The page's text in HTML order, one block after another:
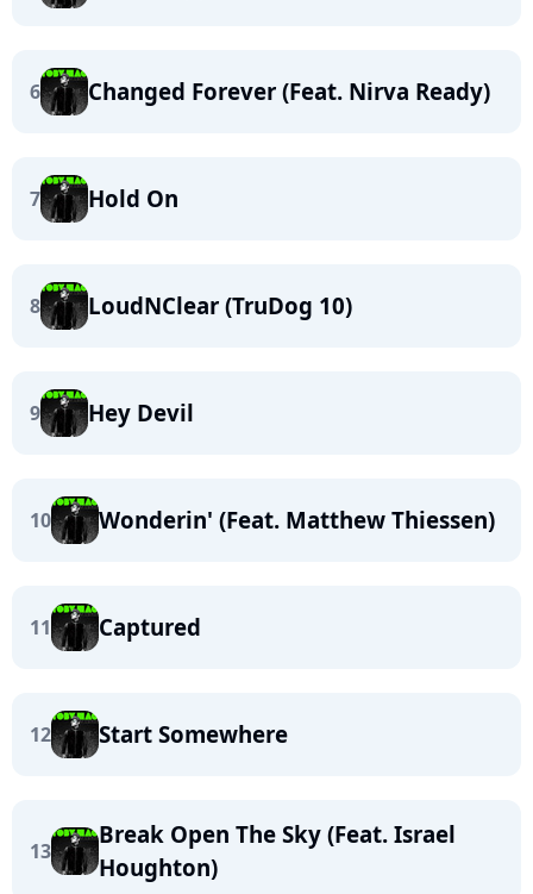
6 Changed Forever (Feat. Nirva Ready)
7 Hold On
8 LoudNClear (TruDog 10)
9 Hey Devil
10 Wonderin' (Feat. Matthew Thiessen)
11 Captured
12 Start Somewhere
13
Break Open The Sky (Feat. Israel
Houghton)